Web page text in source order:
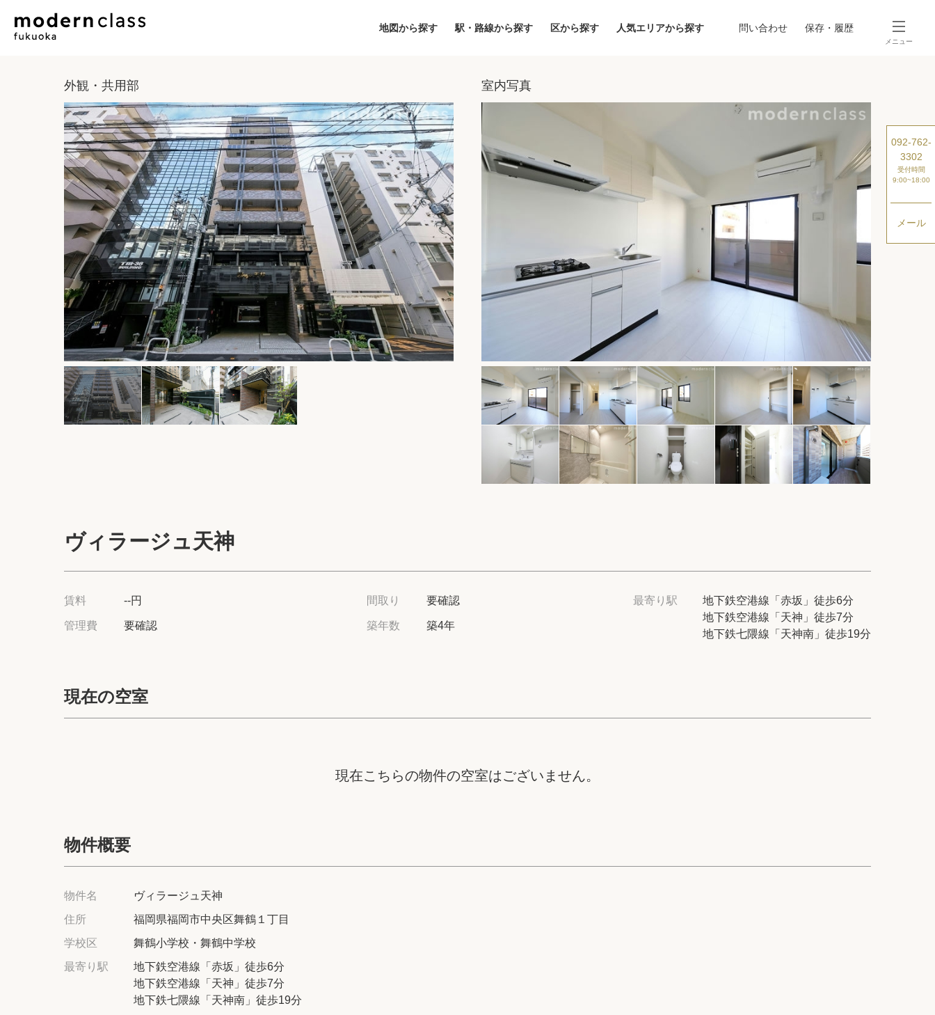
地図から探す 駅・路線から探す 区から探す 人気エリアから探す 問い合わせ 保存・履歴
メニュー
駅・路線から探す
人気エリアから探す
アクセスランキング
閲覧履歴
保存した検索条件
店舗・スタッフ紹介
希望条件を伝えてプロに探してもらう
modern classについて
会社概要
外観・共用部 室内写真
ヴィラージュ天神
賃料 --円 間取り 要確認
管理費 要確認 築年数 築4年
最寄り駅
地下鉄空港線「赤坂」徒歩6分
地下鉄空港線「天神」徒歩7分
地下鉄七隈線「天神南」徒歩19分
現在の空室
現在こちらの物件の空室はございません。
物件概要
物件名
ヴィラージュ天神
住所
福岡県福岡市中央区舞鶴１丁目
学校区
舞鶴小学校・舞鶴中学校
最寄り駅
地下鉄空港線「赤坂」徒歩6分
地下鉄空港線「天神」徒歩7分
地下鉄七隈線「天神南」徒歩19分
092-762-
3302
受付時間
9:00~18:00
メール